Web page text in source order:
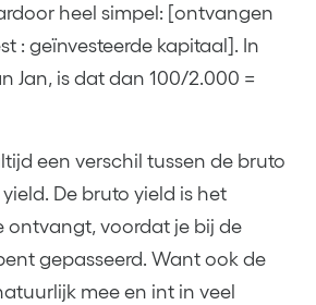
heel simpel: [ontvangen
: geïnvesteerde kapitaal]. In
Jan, is dat dan 100/2.000 =
een verschil tussen de bruto
De bruto yield is het
ontvangt, voordat je bij de
gepasseerd. Want ook de
mee en int in veel